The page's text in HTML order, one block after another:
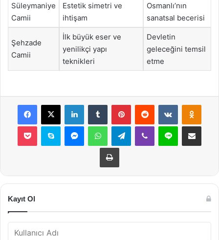
Süleymaniye
Camii
Estetik simetri ve
ihtişam
Osmanlı’nın
sanatsal becerisi
Şehzade
Camii
İlk büyük eser ve
yenilikçi yapı
teknikleri
Devletin
geleceğini temsil
etme
Facebook
X LinkedInTumblr PinterestReddit VKontakte
Pocket Skype MessengerWhatsAppTelegramViber Line E-Posta ile
Yazdır
Kayıt Ol